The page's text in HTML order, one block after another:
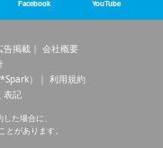
Facebook YouTube
告掲載
会社概要
）
利用規約
表記
た場合に、
があります。